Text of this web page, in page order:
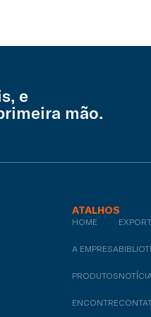
e
mão.
ATALHOS
HOME
A EMPRESA
PRODUTOS
ENCONTRE
MULTIUSO
REVESTIMENTO
SIDING